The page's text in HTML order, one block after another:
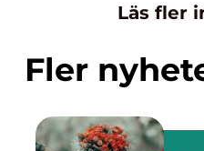
Läs fler
Fler